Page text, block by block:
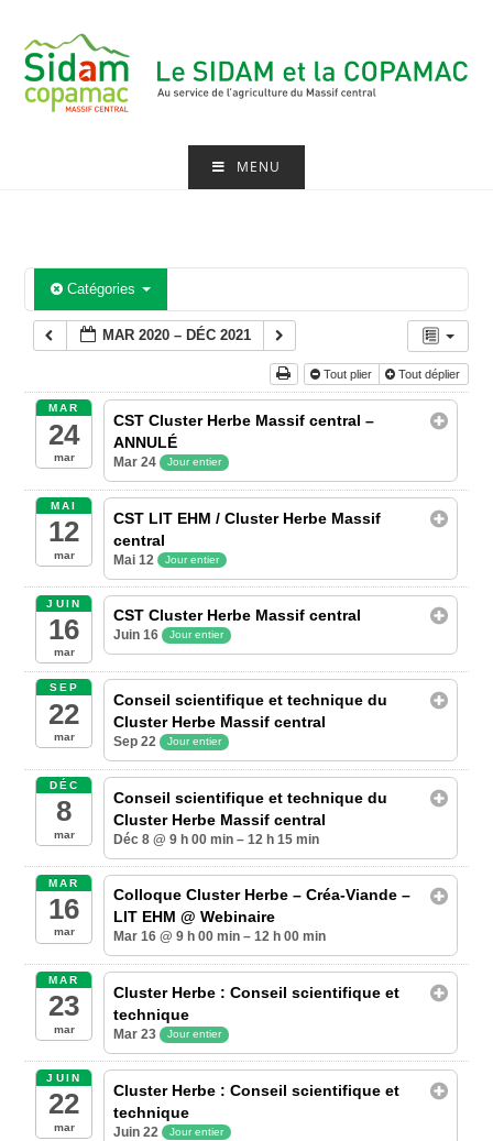
content
MENU
Catégories
MAR 2020 – DÉC 2021
Tout plier Tout déplier
MAR
24
mar
CST Cluster Herbe Massif central –
ANNULÉ
Mar 24 Jour entier
MAI
12
mar
CST LIT EHM / Cluster Herbe Massif
central
Mai 12 Jour entier
JUIN
16
mar
CST Cluster Herbe Massif central
Juin 16 Jour entier
SEP
22
mar
Conseil scientifique et technique du
Cluster Herbe Massif central
Sep 22 Jour entier
DÉC
8
mar
Conseil scientifique et technique du
Cluster Herbe Massif central
Déc 8 @ 9 h 00 min – 12 h 15 min
MAR
16
mar
Colloque Cluster Herbe – Créa-Viande –
LIT EHM @ Webinaire
Mar 16 @ 9 h 00 min – 12 h 00 min
MAR
23
mar
Cluster Herbe : Conseil scientifique et
technique
Mar 23 Jour entier
JUIN
22
mar
Cluster Herbe : Conseil scientifique et
technique
Juin 22 Jour entier